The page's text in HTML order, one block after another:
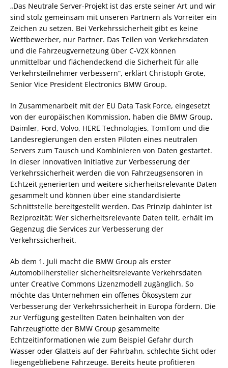
„Das Neutrale Server-Projekt ist das erste seiner Art und wir
sind stolz gemeinsam mit unseren Partnern als Vorreiter ein
Zeichen zu setzen. Bei Verkehrssicherheit gibt es keine
Wettbewerber, nur Partner. Das Teilen von Verkehrsdaten
und die Fahrzeugvernetzung über C-V2X können
unmittelbar und flächendeckend die Sicherheit für alle
Verkehrsteilnehmer verbessern“, erklärt Christoph Grote,
Senior Vice President Electronics BMW Group.
In Zusammenarbeit mit der EU Data Task Force, eingesetzt
von der europäischen Kommission, haben die BMW Group,
Daimler, Ford, Volvo, HERE Technologies, TomTom und die
Landesregierungen den ersten Piloten eines neutralen
Servers zum Tausch und Kombinieren von Daten gestartet.
In dieser innovativen Initiative zur Verbesserung der
Verkehrssicherheit werden die von Fahrzeugsensoren in
Echtzeit generierten und weitere sicherheitsrelevante Daten
gesammelt und können über eine standardisierte
Schnittstelle bereitgestellt werden. Das Prinzip dahinter ist
Reziprozität: Wer sicherheitsrelevante Daten teilt, erhält im
Gegenzug die Services zur Verbesserung der
Verkehrssicherheit.
Ab dem 1. Juli macht die BMW Group als erster
Automobilhersteller sicherheitsrelevante Verkehrsdaten
unter Creative Commons Lizenzmodell zugänglich. So
möchte das Unternehmen ein offenes Ökosystem zur
Verbesserung der Verkehrssicherheit in Europa fördern. Die
zur Verfügung gestellten Daten beinhalten von der
Fahrzeugflotte der BMW Group gesammelte
Echtzeitinformationen wie zum Beispiel Gefahr durch
Wasser oder Glatteis auf der Fahrbahn, schlechte Sicht oder
liegengebliebene Fahrzeuge. Bereits heute profitieren